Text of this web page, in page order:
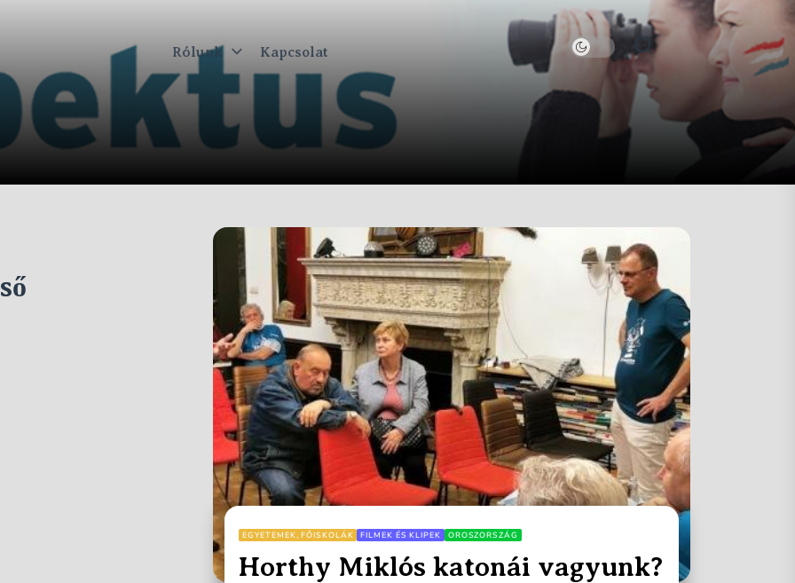
Rólunk Kapcsolat
EGYETEMEK, FŐISKOLÁK FILMEK ÉS KLIPEK OROSZORSZÁG
Horthy Miklós katonái vagyunk?